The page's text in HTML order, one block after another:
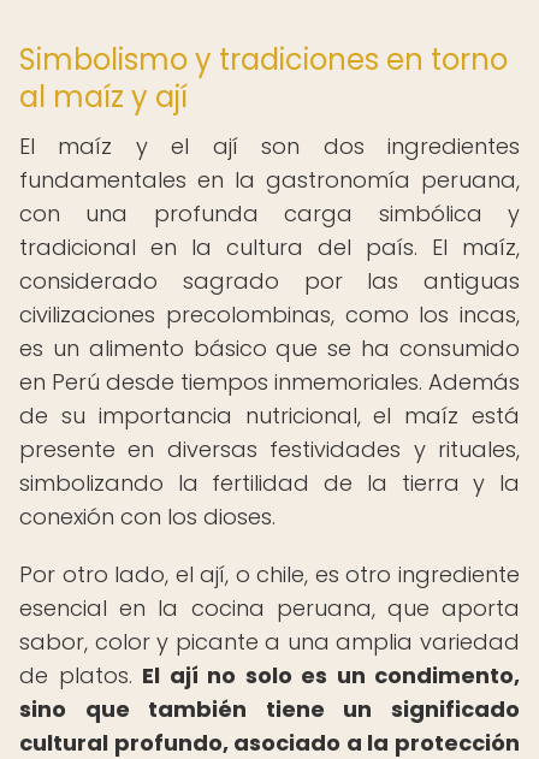
Simbolismo y tradiciones en torno
al maíz y ají
El maíz y el ají son dos ingredientes
fundamentales en la gastronomía peruana,
con una profunda carga simbólica y
tradicional en la cultura del país. El maíz,
considerado sagrado por las antiguas
civilizaciones precolombinas, como los incas,
es un alimento básico que se ha consumido
en Perú desde tiempos inmemoriales. Además
de su importancia nutricional, el maíz está
presente en diversas festividades y rituales,
simbolizando la fertilidad de la tierra y la
conexión con los dioses.
Por otro lado, el ají, o chile, es otro ingrediente
esencial en la cocina peruana, que aporta
sabor, color y picante a una amplia variedad
de platos. El ají no solo es un condimento,
sino que también tiene un significado
cultural profundo, asociado a la protección